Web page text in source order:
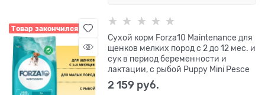
Товар закончился
Сухой корм Forza10 Maintenance для
щенков мелких пород с 2 до 12 мес. и
сук в период беременности и
лактации, с рыбой Puppy Mini Pesce
2 159 руб.